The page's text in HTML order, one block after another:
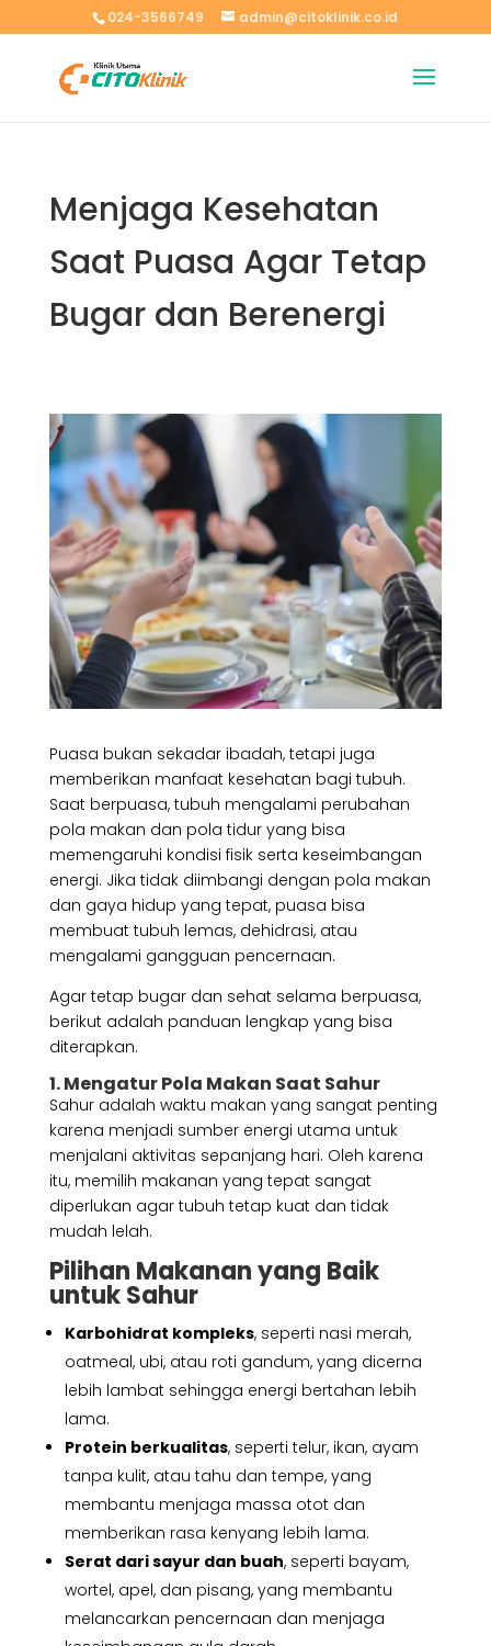
024-3566749 admin@citoklinik.co.id
Menjaga Kesehatan
Saat Puasa Agar Tetap
Bugar dan Berenergi
Puasa bukan sekadar ibadah, tetapi juga
memberikan manfaat kesehatan bagi tubuh.
Saat berpuasa, tubuh mengalami perubahan
pola makan dan pola tidur yang bisa
memengaruhi kondisi fisik serta keseimbangan
energi. Jika tidak diimbangi dengan pola makan
dan gaya hidup yang tepat, puasa bisa
membuat tubuh lemas, dehidrasi, atau
mengalami gangguan pencernaan.
Agar tetap bugar dan sehat selama berpuasa,
berikut adalah panduan lengkap yang bisa
diterapkan.
1. Mengatur Pola Makan Saat Sahur
Sahur adalah waktu makan yang sangat penting
karena menjadi sumber energi utama untuk
menjalani aktivitas sepanjang hari. Oleh karena
itu, memilih makanan yang tepat sangat
diperlukan agar tubuh tetap kuat dan tidak
mudah lelah.
Pilihan Makanan yang Baik
untuk Sahur
Karbohidrat kompleks, seperti nasi merah,
oatmeal, ubi, atau roti gandum, yang dicerna
lebih lambat sehingga energi bertahan lebih
lama.
Protein berkualitas, seperti telur, ikan, ayam
tanpa kulit, atau tahu dan tempe, yang
membantu menjaga massa otot dan
memberikan rasa kenyang lebih lama.
Serat dari sayur dan buah, seperti bayam,
wortel, apel, dan pisang, yang membantu
melancarkan pencernaan dan menjaga